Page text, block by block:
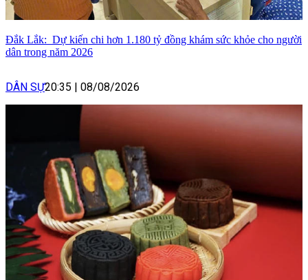
Đắk Lắk: Dự kiến chi hơn 1.180 tỷ đồng khám sức khỏe cho người
dân trong năm 2026
DÂN SỰ20:35 08/08/2026